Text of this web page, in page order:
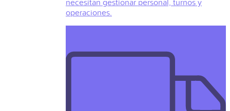
necesitan gestionar personal, turnos y
operaciones.